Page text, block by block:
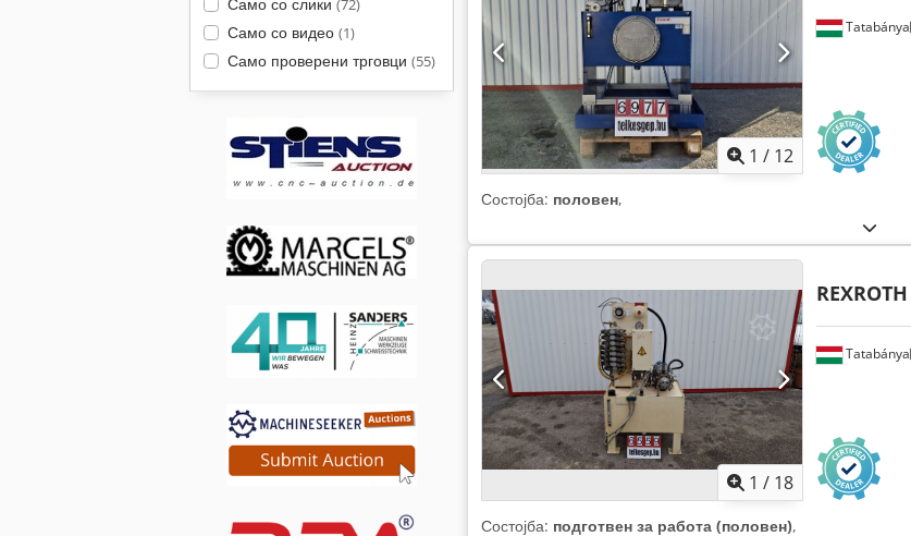
(72)
Само со видео (1)
Само проверени трговци (55)
1 / 12
Tatabánya
Состојба: половен,
1 / 18
Tatabánya
REXROTH
Состојба: подготвен за работа (половен),